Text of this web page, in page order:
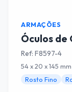
ARMAÇÕES
Óculos de
Ref: F8597-4
54 x 20 x 145 mm
Rosto Fino